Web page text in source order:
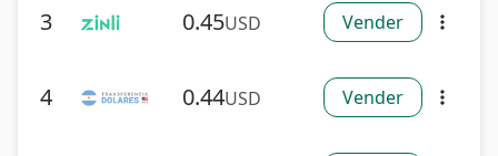
3 0.45USD Vender more_vert
4 0.44USD Vender more_vert